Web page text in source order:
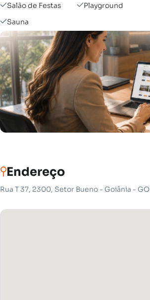
Salão de Festas
Playground
Sauna
Endereço
Rua T 37, 2300, Setor Bueno - Goiânia - GO